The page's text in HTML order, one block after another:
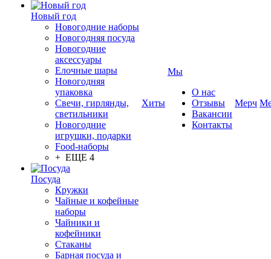
Новый год
Новогодние наборы
Новогодняя посуда
Новогодние
аксессуары
Елочные шары
Новогодняя
упаковка
Свечи, гирлянды,
светильники
Новогодние
игрушки, подарки
Food-наборы
+ ЕЩЕ 4
Посуда
Кружки
Чайные и кофейные
наборы
Чайники и
кофейники
Стаканы
Барная посуда и
Хиты
Мы
О нас
Отзывы
Вакансии
Контакты
Мерч